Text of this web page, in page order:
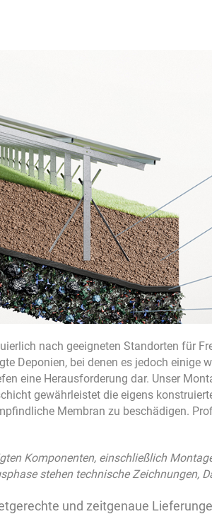
nach geeigneten Standorten für
Deponien, bei denen es jedoch
eine Herausforderung dar. Unser
gewährleistet die eigens
Membran zu beschädigen.
Komponenten, einschließlich
stehen technische Zeichnungen,
und zeitgenaue